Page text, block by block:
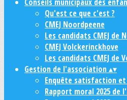
Qu'est ce que c'est ?
CMEJ Noordpeene
Les candidats CMEJ de
CMEJ Volckerinckhove
Les candidats CMEJ de
Gestion de l'association▴▾
Enquête satisfaction
Rapport moral 2025 de